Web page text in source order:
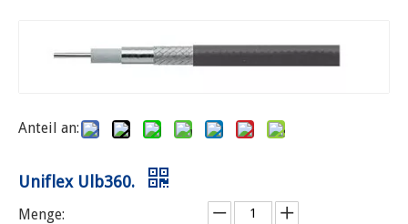
Anteil an:
Uniflex Ulb360.
Menge: